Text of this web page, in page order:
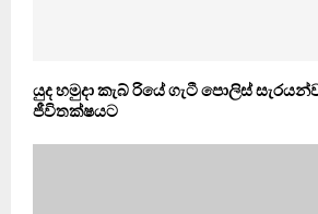
යුද හමුදා කැබ් රියේ ගැටී ‍පොලිස්
ජීවිතක්ෂයට